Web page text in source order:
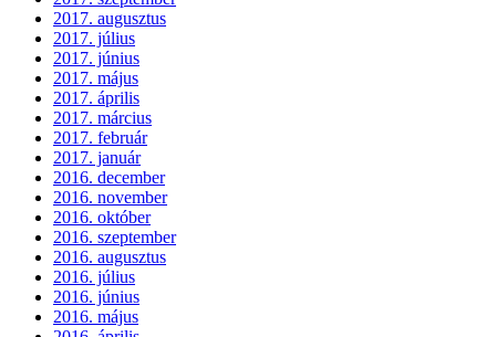
2017. augusztus
2017. július
2017. június
2017. május
2017. április
2017. március
2017. február
2017. január
2016. december
2016. november
2016. október
2016. szeptember
2016. augusztus
2016. július
2016. június
2016. május